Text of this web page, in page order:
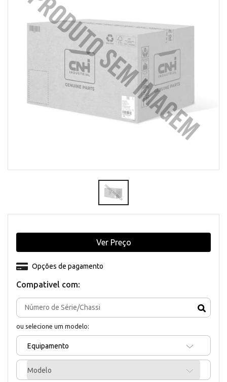
Compativel com:
ou selecione um modelo:
Equipamento
Modelo
Opções de pagamento
Ver Preço